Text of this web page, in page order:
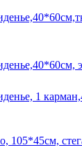
1
105*45см,